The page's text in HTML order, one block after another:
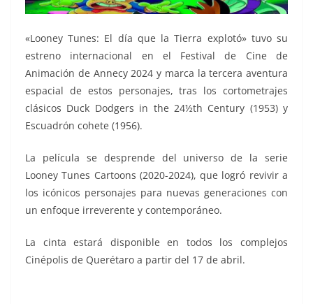
«Looney Tunes: El día que la Tierra explotó» tuvo su
estreno internacional en el Festival de Cine de
Animación de Annecy 2024 y marca la tercera aventura
espacial de estos personajes, tras los cortometrajes
clásicos Duck Dodgers in the 24½th Century (1953) y
Escuadrón cohete (1956).
La película se desprende del universo de la serie
Looney Tunes Cartoons (2020-2024), que logró revivir a
los icónicos personajes para nuevas generaciones con
un enfoque irreverente y contemporáneo.
La cinta estará disponible en todos los complejos
Cinépolis de Querétaro a partir del 17 de abril.